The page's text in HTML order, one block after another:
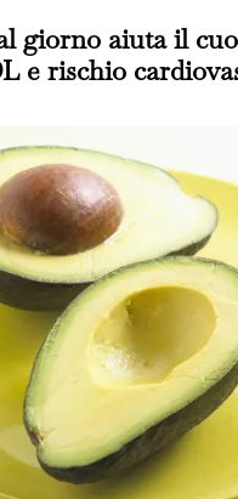
giorno aiuta il
e rischio